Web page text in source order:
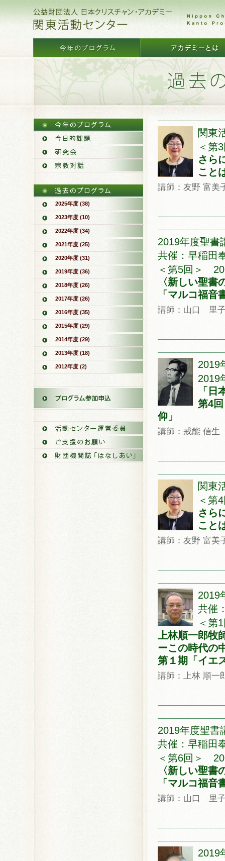
2025年度 (38)
2023年度 (10)
2022年度 (34)
2021年度 (25)
2020年度 (31)
2019年度 (36)
2018年度 (26)
2017年度 (26)
2016年度 (35)
2015年度 (29)
2014年度 (29)
2013年度 (18)
2012年度 (2)
関東
＜第
さら
こと
講師：友野 富美
2019年度聖書
共催：早稲田
＜第5回＞
〈新しい聖書
「マルコ福音
講師：山口 里
2019
2019
「
第4
仰」
講師：戒能 信生
関東
＜第
さら
こと
講師：友野 富美
2019
共催
＜第
上林順一郎牧
ーこの時代の
第１期「イエ
講師：上林 順一
2019年度聖書
共催：早稲田
＜第6回＞
〈新しい聖書
「マルコ福音
講師：山口 里
2019